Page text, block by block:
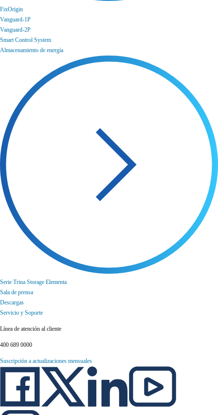
FixOrigin
Vanguard-1P
Vanguard-2P
Smart Control System
Almacenamiento de energía
Serie Trina Storage Elementa
Sala de prensa
Descargas
Servicio y Soporte
Línea de atención al cliente
400 689 0000
Suscripción a actualizaciones mensuales